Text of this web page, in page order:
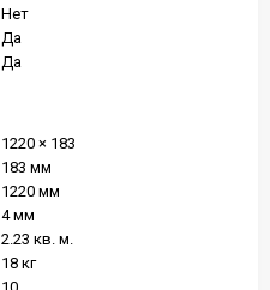
Нет
Да
Да
1220 × 183
183 мм
1220 мм
4 мм
2.23 кв. м.
18 кг